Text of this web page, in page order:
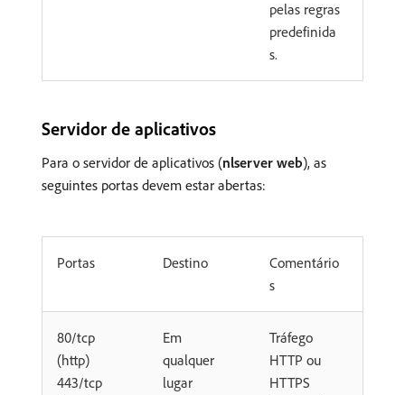
pelas regras
predefinida
s.
Servidor de aplicativos
Para o servidor de aplicativos (nlserver web), as
seguintes portas devem estar abertas:
Portas Destino
Comentário
s
80/tcp
(http)
443/tcp
Em
qualquer
lugar
Tráfego
HTTP ou
HTTPS